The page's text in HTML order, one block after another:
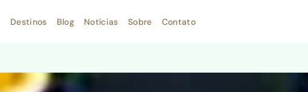
Destinos Blog Notícias Sobre Contato